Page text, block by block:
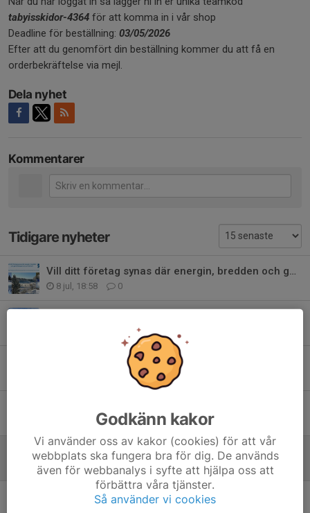
tabyisskidor-4364 för att komma in i vår shop
Deadline för beställning: 03/05/2026
Efter att du genomfört din beställning kommer du att få en
orderbekräftelse via mejl.
Dela nyhet
Kommentarer
Tidigare nyheter
Vill ditt företag synas där energin, bredden och gemenskapen är som störst?
8 jul, 18:58 0
Swish, Fritidskortet och nytt Bankgiro
0
24 apr, 09:24 0
Täby IS Skidor - Vårshop - Öppen
23 apr, 15:57 0
Täbyåkare antagna till skidgymnasium
Godkänn kakor
Vi använder oss av kakor (cookies) för att vår
webbplats ska fungera bra för dig. De används
även för webbanalys i syfte att hjälpa oss att
förbättra våra tjänster.
Så använder vi cookies